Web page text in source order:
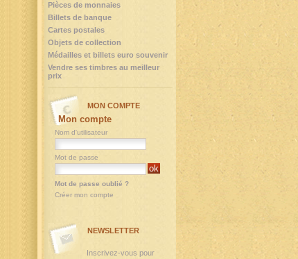
Pièces de monnaies
Billets de banque
Cartes postales
Objets de collection
Médailles et billets euro souvenir
Vendre ses timbres au meilleur
prix
MON COMPTE
Mon compte
Nom d'utilisateur
Mot de passe
Mot de passe oublié ?
Créer mon compte
NEWSLETTER
Inscrivez-vous pour